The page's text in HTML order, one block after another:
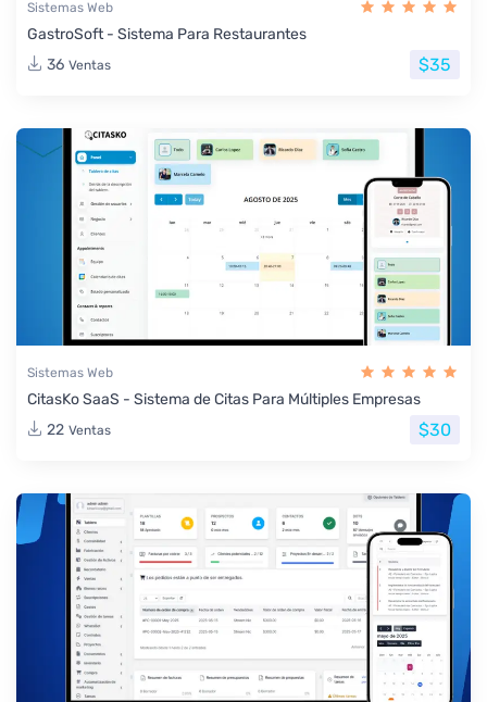
Sistemas Web
GastroSoft - Sistema Para Restaurantes
36 Ventas $35
Sistemas Web
CitasKo SaaS - Sistema de Citas Para Múltiples Empresas
22 Ventas $30